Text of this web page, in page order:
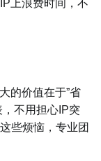
上浪费时间，不
的价值在于”省
不用担心IP突
些烦恼，专业团